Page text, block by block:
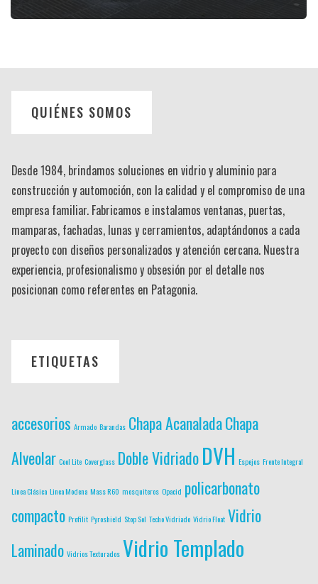
QUIÉNES SOMOS
Desde 1984, brindamos soluciones en vidrio y aluminio para
construcción y automoción, con la calidad y el compromiso de una
empresa familiar. Fabricamos e instalamos ventanas, puertas,
mamparas, fachadas, lunas y cerramientos, adaptándonos a cada
proyecto con diseños personalizados y atención cercana. Nuestra
experiencia, profesionalismo y obsesión por el detalle nos
posicionan como referentes en Patagonia.
ETIQUETAS
accesorios Armado Barandas Chapa AcanaladaChapa
Alveolar Cool Lite Coverglass Doble VidriadoDVH Espejos Frente Integral
Linea Clásica Linea Modena Mass R60 mosquiteros Opacid policarbonato
compacto Profilit Pyroshield Stop Sol Techo Vidriado Vidrio Float Vidrio
Laminado Vidrios Texturados Vidrio Templado